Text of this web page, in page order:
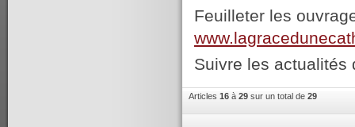
Feuilleter les
Suivre les
Articles 16 à 29 sur un total de 29